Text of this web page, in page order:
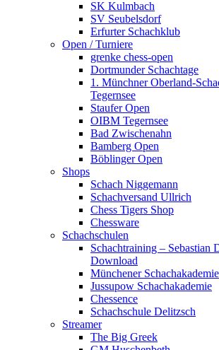
SK Kulmbach
SV Seubelsdorf
Erfurter Schachklub
Open / Turniere
grenke chess-open
Dortmunder Schachtage
1. Münchner Oberland-
Tegernsee
Staufer Open
OIBM Tegernsee
Bad Zwischenahn
Bamberg Open
Böblinger Open
Shops
Schach Niggemann
Schachversand Ullrich
Chess Tigers Shop
Chessware
Schachschulen
Schachtraining – Sebastian
Download
Münchener Schachakademie
Jussupow Schachakademie
Chessence
Schachschule Delitzsch
Streamer
The Big Greek